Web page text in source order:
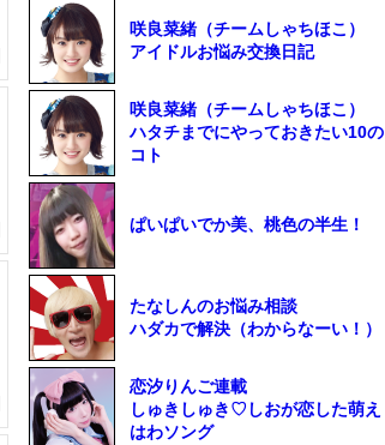
咲良菜緒（チームしゃちほこ）
アイドルお悩み交換日記
咲良菜緒（チームしゃちほこ）
ハタチまでにやっておきたい10の
コト
ぱいぱいでか美、桃色の半生！
たなしんのお悩み相談
ハダカで解決（わからなーい！）
恋汐りんご連載
しゅきしゅき♡しおが恋した萌え
はわソング